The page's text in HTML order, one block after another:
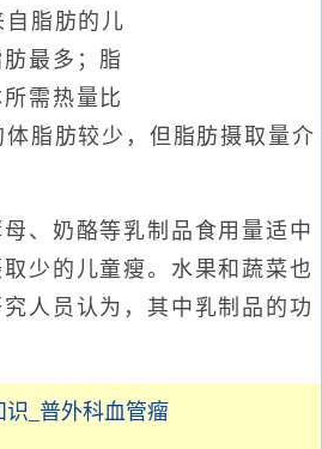
脂肪的儿
最多；脂
需热量比
脂肪较少，但脂肪摄取量介
奶酪等乳制品食用量适中
少的儿童瘦。水果和蔬菜也
人员认为，其中乳制品的功
_普外科血管瘤